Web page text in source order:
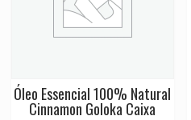
Óleo Essencial 100% Natural
Cinnamon Goloka Caixa